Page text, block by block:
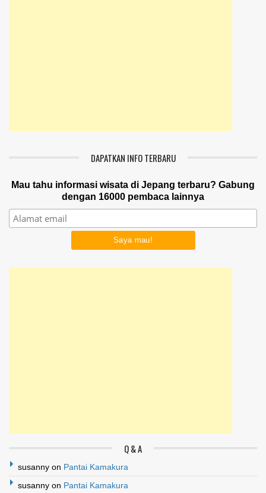
DAPATKAN INFO TERBARU
Mau tahu informasi wisata di Jepang terbaru? Gabung
dengan 16000 pembaca lainnya
Q & A
susanny on Pantai Kamakura
susanny on Pantai Kamakura